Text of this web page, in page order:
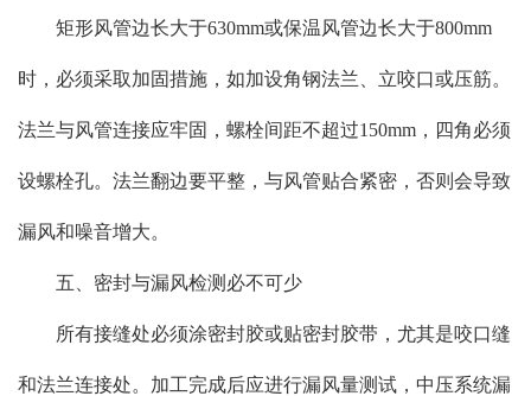
矩形风管边长大于630mm或保温风管边长大于800mm
时，必须采取加固措施，如加设角钢法兰、立咬口或压筋。
法兰与风管连接应牢固，螺栓间距不超过150mm，四角必须
设螺栓孔。法兰翻边要平整，与风管贴合紧密，否则会导致
漏风和噪音增大。
五、密封与漏风检测必不可少
所有接缝处必须涂密封胶或贴密封胶带，尤其是咬口缝
和法兰连接处。加工完成后应进行漏风量测试，中压系统漏